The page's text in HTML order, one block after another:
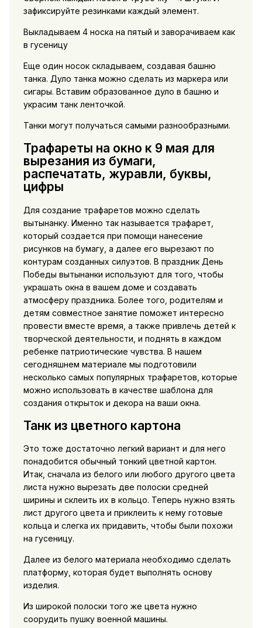
зафиксируйте резинками каждый элемент.
Выкладываем 4 носка на пятый и заворачиваем как
в гусеницу
Еще один носок складываем, создавая башню
танка. Дуло танка можно сделать из маркера или
сигары. Вставим образованное дуло в башню и
украсим танк ленточкой.
Танки могут получаться самыми разнообразными.
Трафареты на окно к 9 мая для
вырезания из бумаги,
распечатать, журавли, буквы,
цифры
Для создание трафаретов можно сделать
вытынанку. Именно так называется трафарет,
который создается при помощи нанесение
рисунков на бумагу, а далее его вырезают по
контурам созданных силуэтов. В праздник День
Победы вытынанки используют для того, чтобы
украшать окна в вашем доме и создавать
атмосферу праздника. Более того, родителям и
детям совместное занятие поможет интересно
провести вместе время, а также привлечь детей к
творческой деятельности, и поднять в каждом
ребенке патриотические чувства. В нашем
сегодняшнем материале мы подготовили
несколько самых популярных трафаретов, которые
можно использовать в качестве шаблона для
создания открыток и декора на ваши окна.
Танк из цветного картона
Это тоже достаточно легкий вариант и для него
понадобится обычный тонкий цветной картон.
Итак, сначала из белого или любого другого цвета
листа нужно вырезать две полоски средней
ширины и склеить их в кольцо. Теперь нужно взять
лист другого цвета и приклеить к нему готовые
кольца и слегка их придавить, чтобы были похожи
на гусеницу.
Далее из белого материала необходимо сделать
платформу, которая будет выполнять основу
изделия.
Из широкой полоски того же цвета нужно
соорудить пушку военной машины.